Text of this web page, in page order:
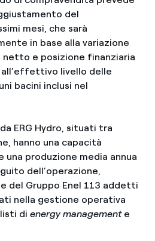
del
mesi, che sarà
in base alla variazione
e posizione finanziaria
all’effettivo livello delle
bacini inclusi nel
ERG Hydro, situati tra
hanno una capacità
una produzione media annua
dell’operazione,
del Gruppo Enel 113 addetti
nella gestione operativa
di energy managemente